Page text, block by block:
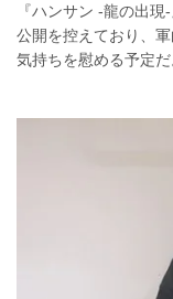
『ハンサン -龍の出
公開を控えており、
気持ちを慰める予定だ